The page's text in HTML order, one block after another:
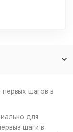
первых шагов в
для
шаги в